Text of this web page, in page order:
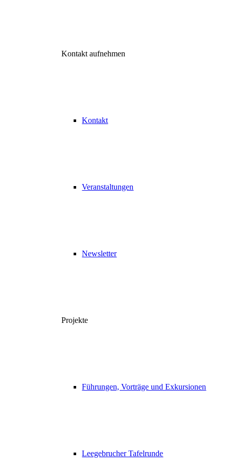
Kontakt aufnehmen
Kontakt
Veranstaltungen
Newsletter
Projekte
Führungen, Vorträge und Exkursionen
Leegebrucher Tafelrunde